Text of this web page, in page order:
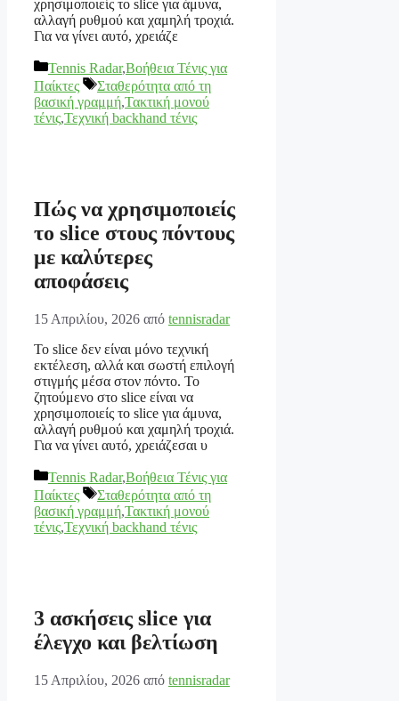
χρησιμοποιείς το slice για άμυνα,
αλλαγή ρυθμού και χαμηλή τροχιά.
Για να γίνει αυτό, χρειάζε
Κατηγορίες
Tennis Radar,Βοήθεια Τένις για
Παίκτες
Ετικέτες
Σταθερότητα από τη
βασική γραμμή,Τακτική μονού
τένις,Τεχνική backhand τένις
Πώς να χρησιμοποιείς
το slice στους πόντους
με καλύτερες
αποφάσεις
15 Απριλίου, 2026 από tennisradar
Το slice δεν είναι μόνο τεχνική
εκτέλεση, αλλά και σωστή επιλογή
στιγμής μέσα στον πόντο. Το
ζητούμενο στο slice είναι να
χρησιμοποιείς το slice για άμυνα,
αλλαγή ρυθμού και χαμηλή τροχιά.
Για να γίνει αυτό, χρειάζεσαι υ
Κατηγορίες
Tennis Radar,Βοήθεια Τένις για
Παίκτες
Ετικέτες
Σταθερότητα από τη
βασική γραμμή,Τακτική μονού
τένις,Τεχνική backhand τένις
3 ασκήσεις slice για
έλεγχο και βελτίωση
15 Απριλίου, 2026 από tennisradar